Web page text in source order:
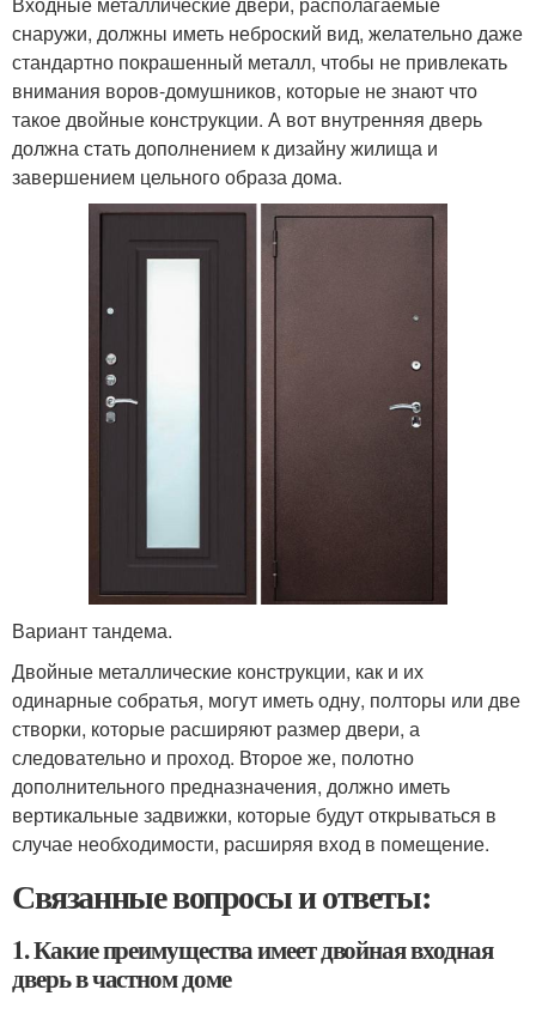
снаружи, должны иметь неброский вид, желательно даже
стандартно покрашенный металл, чтобы не привлекать
внимания воров-домушников, которые не знают что
такое двойные конструкции. А вот внутренняя дверь
должна стать дополнением к дизайну жилища и
завершением цельного образа дома.
Вариант тандема.
Двойные металлические конструкции, как и их
одинарные собратья, могут иметь одну, полторы или две
створки, которые расширяют размер двери, а
следовательно и проход. Второе же, полотно
дополнительного предназначения, должно иметь
вертикальные задвижки, которые будут открываться в
случае необходимости, расширяя вход в помещение.
Связанные вопросы и ответы:
1. Какие преимущества имеет двойная входная
дверь в частном доме